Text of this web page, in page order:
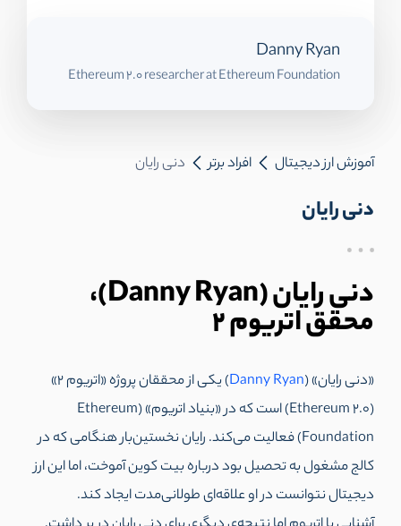
Danny Ryan
Ethereum 2.0 researcher at Ethereum Foundation
آموزش ارز دیجیتال افراد برتر دنی رایان
دنی رایان
دنی رایان (Danny Ryan)،
محقق اتریوم 2
«دنی رایان» (Danny Ryan
) یکی از محققان پروژه «اتریوم 2»
(Ethereum 2.0) است که در «بنیاد اتریوم» (Ethereum
Foundation) فعالیت می‌کند. رایان نخستین‌بار هنگامی که در
کالج مشغول به تحصیل بود درباره بیت کوین آموخت، اما این ارز
دیجیتال نتوانست در او علاقه‌ای طولانی‌مدت ایجاد کند.